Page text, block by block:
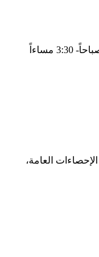
محفوظة © 2026 دائرة الإحصاءات العامة،